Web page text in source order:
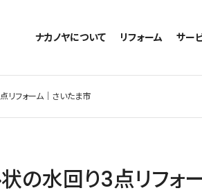
ナカノヤについて リフォーム
お風呂のリフォー
洗面台のリフォー
水回りのリフォーム
サー
相
リフォーム｜さいたま市
の水回り3点リフォ